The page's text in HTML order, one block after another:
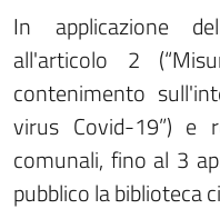
In applicazione
all'articolo 2
contenimento
virus Covid-19”) e
comunali, fino al 3
pubblico la biblioteca